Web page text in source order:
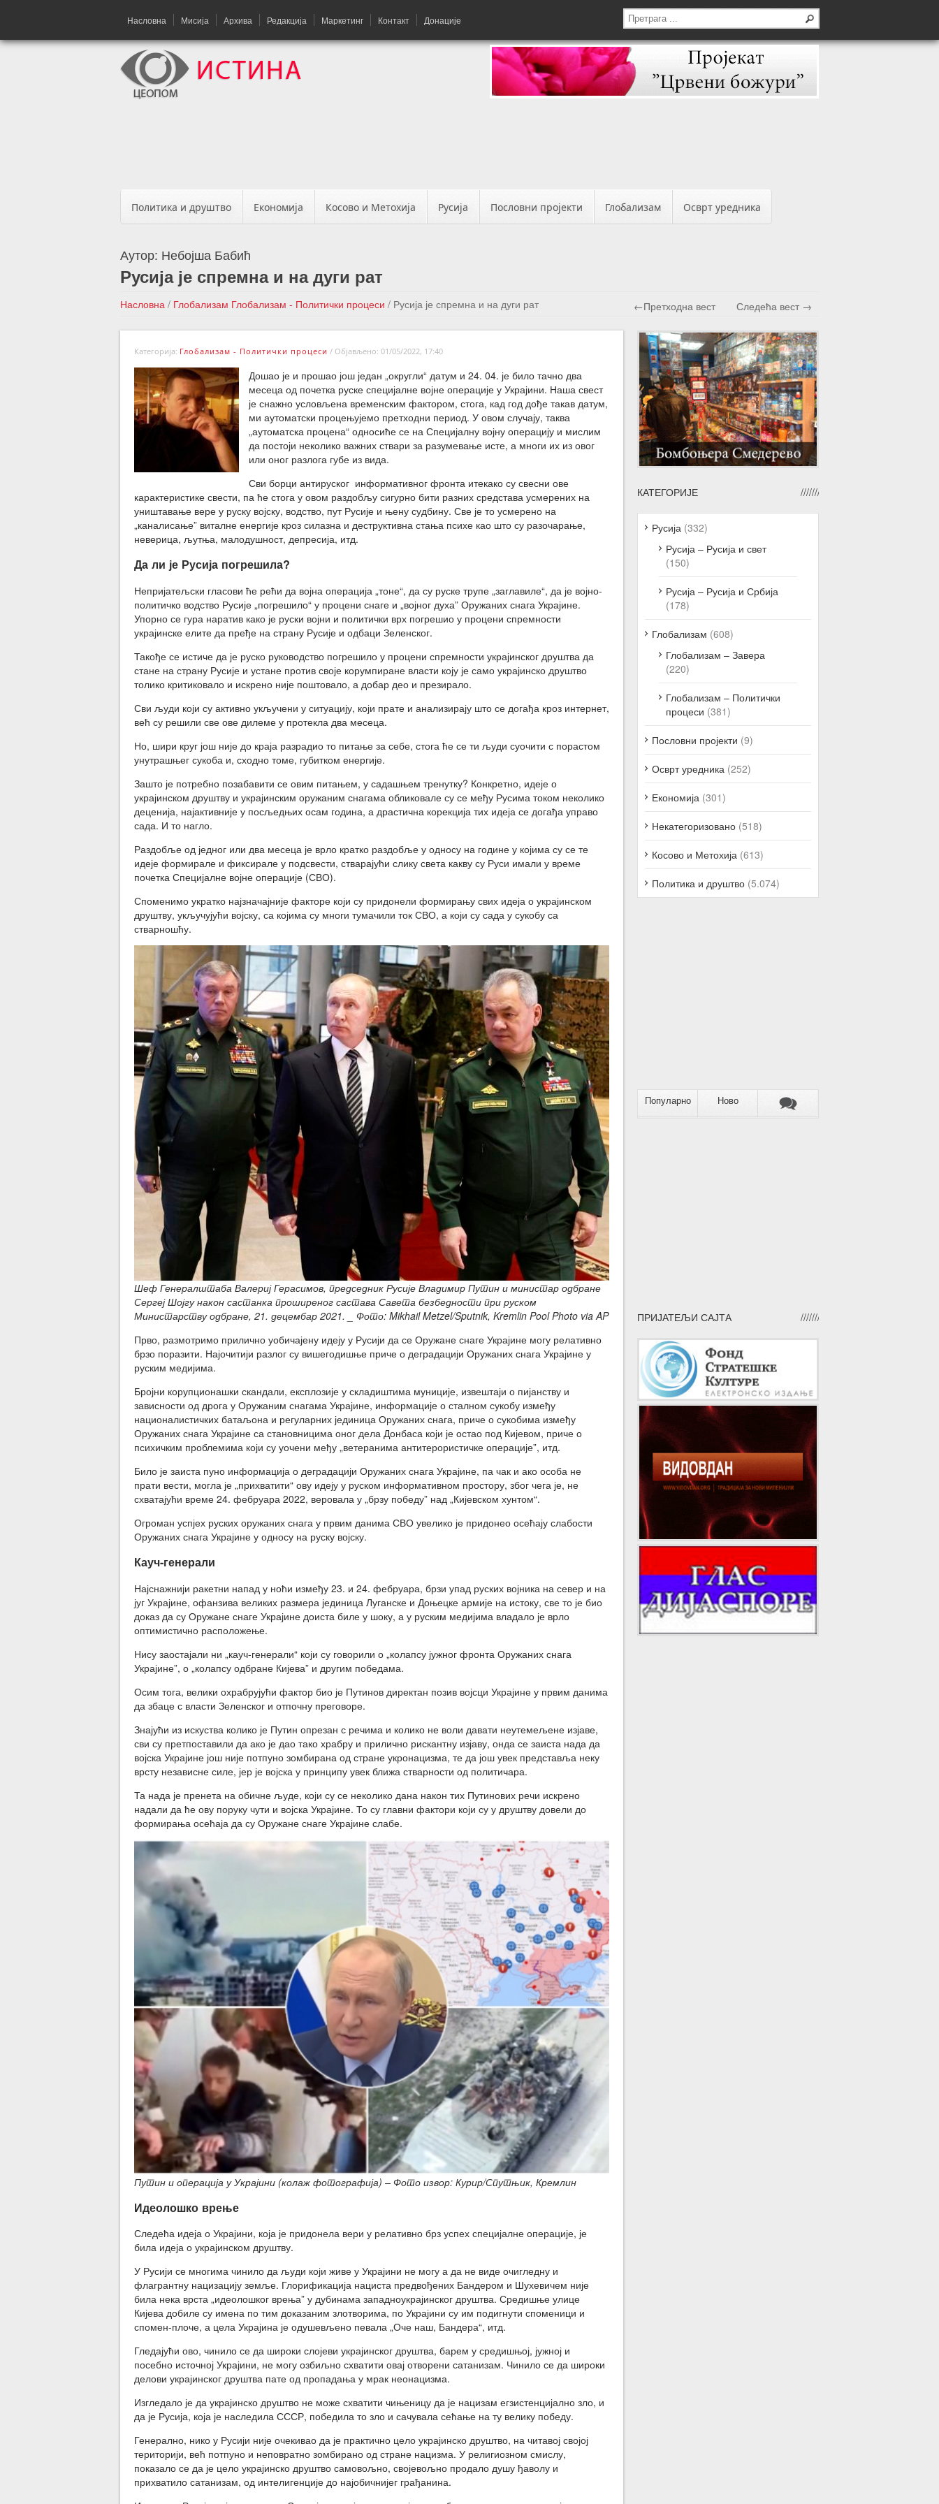
Насловна Мисија Архива Редакција Маркетинг Контакт Донације
Политика и друштво Економија Косово и Метохија Русија Пословни пројекти Глобализам Осврт уредника
Аутор: Небојша Бабић
Русија је спремна и на дуги рат
Насловна / Глобализам Глобализам - Политички процеси / Русија је спремна и на дуги рат ←Претходна вест Следећа вест →
Категорија: Глобализам - Политички процеси / Објављено: 01/05/2022, 17:40
Дошао је и прошао још један „округли“ датум и 24. 04. је било тачно два
месеца од почетка руске специјалне војне операције у Украјини. Наша свест
је снажно условљена временским фактором, стога, кад год дође такав датум,
ми аутоматски процењујемо претходни период. У овом случају, таква
„аутоматска процена“ односиће се на Специјалну војну операцију и мислим
да постоји неколико важних ствари за разумевање исте, а многи их из овог
или оног разлога губе из вида.
Сви борци антируског информативног фронта итекако су свесни ове
карактеристике свести, па ће стога у овом раздобљу сигурно бити разних средстава усмерених на
уништавање вере у руску војску, водство, пут Русије и њену судбину. Све је то усмерено на
„каналисање” виталне енергије кроз силазна и деструктивна стања психе као што су разочарање,
неверица, љутња, малодушност, депресија, итд.
Да ли је Русија погрешила?
Непријатељски гласови ће рећи да војна операција „тоне“, да су руске трупе „заглавиле“, да је војно-
политичко водство Русије „погрешило“ у процени снаге и „војног духа” Оружаних снага Украјине.
Упорно се гура наратив како је руски војни и политички врх погрешио у процени спремности
украјинске елите да пређе на страну Русије и одбаци Зеленског.
Такође се истиче да је руско руководство погрешило у процени спремности украјинског друштва да
стане на страну Русије и устане против своје корумпиране власти коју је само украјинско друштво
толико критиковало и искрено није поштовало, а добар део и презирало.
Сви људи који су активно укључени у ситуацију, који прате и анализирају што се догађа кроз интернет,
већ су решили све ове дилеме у протекла два месеца.
Но, шири круг још није до краја разрадио то питање за себе, стога ће се ти људи суочити с порастом
унутрашњег сукоба и, сходно томе, губитком енергије.
Зашто је потребно позабавити се овим питањем, у садашњем тренутку? Конкретно, идеје о
украјинском друштву и украјинским оружаним снагама обликовале су се међу Русима током неколико
деценија, најактивније у посљедњих осам година, а драстична корекција тих идеја се догађа управо
сада. И то нагло.
Раздобље од једног или два месеца је врло кратко раздобље у односу на године у којима су се те
идеје формирале и фиксирале у подсвести, стварајући слику света какву су Руси имали у време
почетка Специјалне војне операције (СВО).
Споменимо укратко најзначајније факторе који су придонели формирању свих идеја о украјинском
друштву, укључујући војску, са којима су многи тумачили ток СВО, а који су сада у сукобу са
стварношћу.
Шеф Генералштаба Валериј Герасимов, председник Русије Владимир Путин и министар одбране
Сергеј Шојгу након састанка проширеног састава Савета безбедности при руском
Министарству одбране, 21. децембар 2021. _ Фото: Mikhail Metzel/Sputnik, Kremlin Pool Photo via AP
Прво, размотримо прилично уобичајену идеју у Русији да се Оружане снаге Украјине могу релативно
брзо поразити. Најочитији разлог су вишегодишње приче о деградацији Оружаних снага Украјине у
руским медијима.
Бројни корупционашки скандали, експлозије у складиштима муниције, извештаји о пијанству и
зависности од дрога у Оружаним снагама Украјине, информације о сталном сукобу између
националистичких батаљона и регуларних јединица Оружаних снага, приче о сукобима између
Оружаних снага Украјине са становницима оног дела Донбаса који је остао под Кијевом, приче о
психичким проблемима који су уочени међу „ветеранима антитерористичке операције”, итд.
Било је заиста пуно информација о деградацији Оружаних снага Украјине, па чак и ако особа не
прати вести, могла је „прихватити“ ову идеју у руском информативном простору, због чега је, не
схватајући време 24. фебруара 2022, веровала у „брзу победу” над „Кијевском хунтом“.
Огроман успјех руских оружаних снага у првим данима СВО увелико је придонео осећају слабости
Оружаних снага Украјине у односу на руску војску.
Кауч-генерали
Најснажнији ракетни напад у ноћи између 23. и 24. фебруара, брзи упад руских војника на север и на
југ Украјине, офанзива великих размера јединица Луганске и Доњецке армије на истоку, све то је био
доказ да су Оружане снаге Украјине доиста биле у шоку, а у руским медијима владало је врло
оптимистично расположење.
Нису заостајали ни „кауч-генерали“ који су говорили о „колапсу јужног фронта Оружаних снага
Украјине”, о „колапсу одбране Кијева” и другим победама.
Осим тога, велики охрабрујући фактор био је Путинов директан позив војсци Украјине у првим данима
да збаце с власти Зеленског и отпочну преговоре.
Знајући из искуства колико је Путин опрезан с речима и колико не воли давати неутемељене изјаве,
сви су претпоставили да ако је дао тако храбру и прилично рискантну изјаву, онда се заиста нада да
војска Украјине још није потпуно зомбирана од стране укронацизма, те да још увек представља неку
врсту независне силе, јер је војска у принципу увек ближа стварности од политичара.
Та нада је пренета на обичне људе, који су се неколико дана након тих Путинових речи искрено
надали да ће ову поруку чути и војска Украјине. То су главни фактори који су у друштву довели до
формирања осећаја да су Оружане снаге Украјине слабе.
Путин и операција у Украјини (колаж фотографија) – Фото извор: Курир/Спутњик, Кремлин
Идеолошко врење
Следећа идеја о Украјини, која је придонела вери у релативно брз успех специјалне операције, је
била идеја о украјинском друштву.
У Русији се многима чинило да људи који живе у Украјини не могу а да не виде очигледну и
флагрантну нацизацију земље. Глорификација нациста предвођених Бандером и Шухевичем није
била нека врста „идеолошког врења” у дубинама западноукрајинског друштва. Средишње улице
Кијева добиле су имена по тим доказаним злотворима, по Украјини су им подигнути споменици и
спомен-плоче, а цела Украјина је одушевљено певала „Оче наш, Бандера“, итд.
Гледајући ово, чинило се да широки слојеви украјинског друштва, барем у средишњој, јужној и
посебно источној Украјини, не могу озбиљно схватити овај отворени сатанизам. Чинило се да широки
делови украјинског друштва пате од пропадања у мрак неонацизма.
Изгледало је да украјинско друштво не може схватити чињеницу да је нацизам егзистенцијално зло, и
да је Русија, која је наследила СССР, победила то зло и сачувала сећање на ту велику победу.
Генерално, нико у Русији није очекивао да је практично цело украјинско друштво, на читавој својој
територији, већ потпуно и неповратно зомбирано од стране нацизма. У религиозном смислу,
показало се да је цело украјинско друштво самовољно, својевољно продало душу ђаволу и
прихватило сатанизам, од интелигенције до најобичнијег грађанина.
КАТЕГОРИЈЕ
Русија (332)
Русија – Русија и свет
(150)
Русија – Русија и Србија
(178)
Глобализам (608)
Глобализам – Завера
(220)
Глобализам – Политички
процеси (381)
Пословни пројекти (9)
Осврт уредника (252)
Економија (301)
Некатегоризовано (518)
Косово и Метохија (613)
Политика и друштво (5.074)
Популарно Ново
ПРИЈАТЕЉИ САЈТА